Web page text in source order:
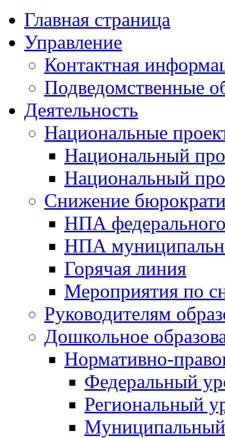
Главная страница
Управление
Контактная
Подведомственные
Деятельность
Национальные
Национальный
Национальный
Снижение
НПА
НПА
Горячая линия
Мероприятия по
Руководителям
Дошкольное
Нормативно-
Федеральный
Региональный